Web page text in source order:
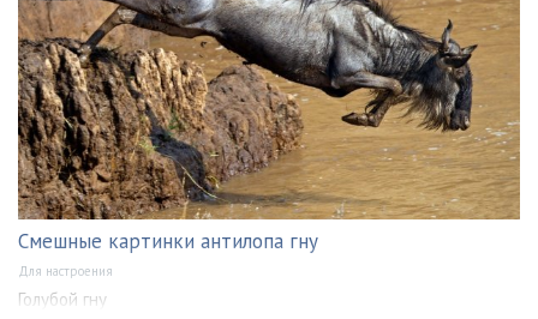
Смешные картинки антилопа гну
Для настроения
Голубой гну